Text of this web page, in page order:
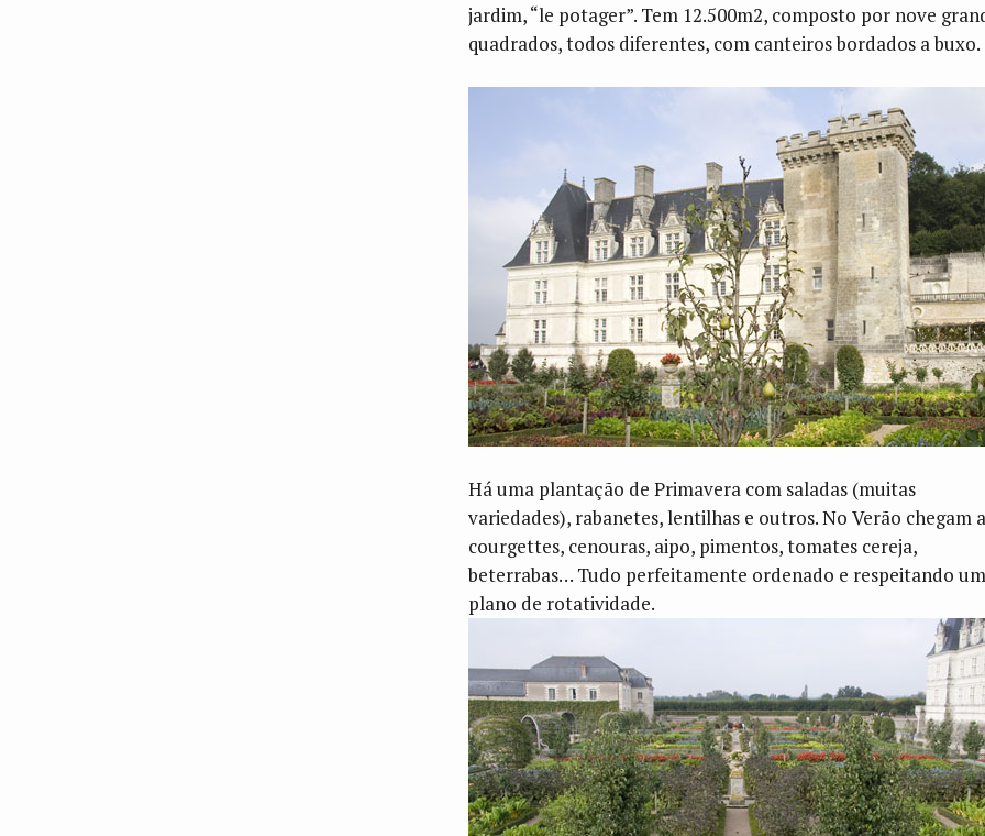
jardim, “le potager”. Tem 12.500m2, composto por nove
quadrados, todos diferentes, com canteiros bordados a buxo.
Há uma plantação de Primavera com saladas (muitas
variedades), rabanetes, lentilhas e outros. No Verão chegam
courgettes, cenouras, aipo, pimentos, tomates cereja,
beterrabas… Tudo perfeitamente ordenado e respeitando um
plano de rotatividade.